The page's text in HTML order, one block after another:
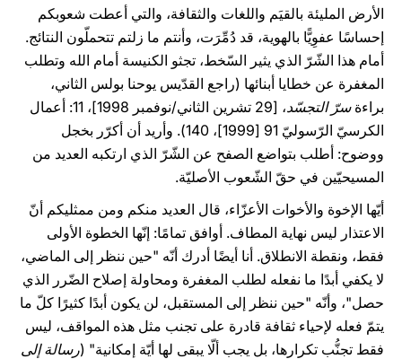
الأرض المليئة بالقيَم واللغات والثقافة، والتي أعطت شعوبكم
إحساسًا عفوِيًّا بالهوية، قد دُمِّرَت، وأنتم ما زلتم تتحملّون النتائج.
أمام هذا الشّرّ الذي يثير السّخط، تجثو الكنيسة أمام الله وتطلب
المغفرة عن خطايا أبنائها (راجع القدّيس يوحنا بولس الثاني،
براءةسرّ التجسّد
، [29 تشرين الثاني/نوفمبر 1998]، 11: أعمال
الكرسيّ الرّسوليّ 91 [1999]، 140). وأريد أن أكرّر بخجل
ووضوح: أطلب بتواضع الصفح عن الشّرّ الذي ارتكبه العديد من
المسيحيّين في حقّ الشّعوب الأصليّة.
أيّها الإخوة والأخوات الأعزّاء، قال العديد منكم ومن ممثليكم أنّ
الاعتذار ليس نهاية المطاف. أوافق تمامًا: إنّها الخطوة الأولى
فقط، ونقطة الانطلاق. أنا أيضًا أدرك أنّه "حين ننظر إلى الماضي،
لا يكفي أبدًا ما نفعله لطلب المغفرة ومحاولة إصلاح الضّرر الذي
حصل"، وأنّه "حين ننظر إلى المستقبل، لن يكون أبدًا كثيرًا كلّ ما
يتمّ فعله لإحياء ثقافة قادرة على تجنب مثل هذه المواقف، ليس
فقط تجنُّب تكرارها، بل يجب ألّا يبقى لها أيّة إمكانية" (رسالة إلى